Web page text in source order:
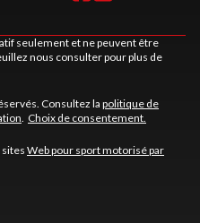
seulement et ne peuvent être
nous consulter pour plus de
Consultez la politique de
. Choix de consentement.
Web pour sport motorisé par